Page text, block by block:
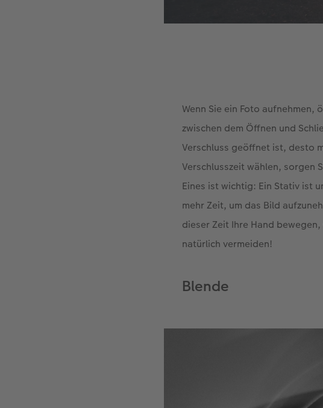
Wenn Sie ein Foto aufnehmen,
zwischen dem Öffnen und
Verschluss geöffnet ist, desto
Verschlusszeit wählen, sorgen
Eines ist wichtig: Ein Stativ ist
mehr Zeit, um das Bild
dieser Zeit Ihre Hand
natürlich vermeiden!
Blende